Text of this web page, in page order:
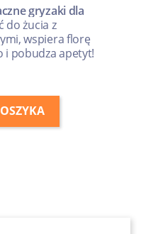
gryzaki dla
do żucia z
wspiera florę
i pobudza apetyt!